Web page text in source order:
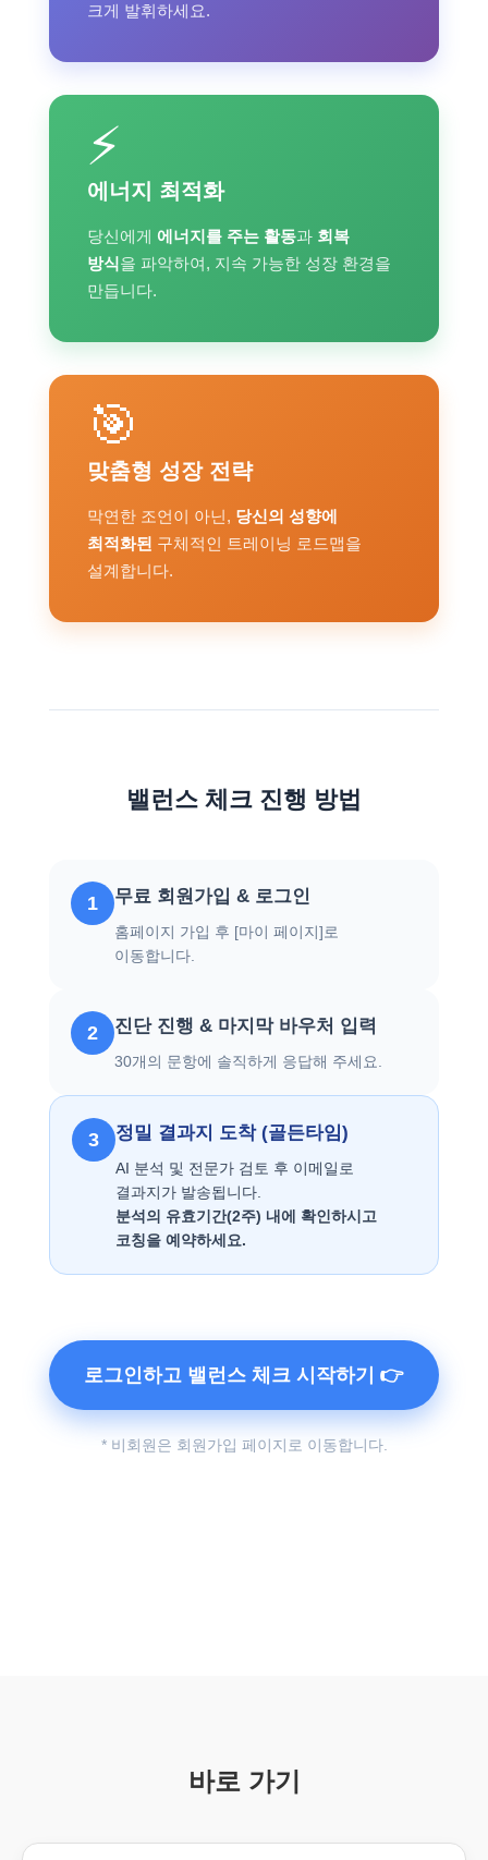
크게 발휘하세요.
⚡
에너지 최적화
당신에게 에너지를 주는 활동과 회복
방식을 파악하여, 지속 가능한 성장 환경을
만듭니다.
🎯
맞춤형 성장 전략
막연한 조언이 아닌, 당신의 성향에
최적화된 구체적인 트레이닝 로드맵을
설계합니다.
밸런스 체크 진행 방법
1 무료 회원가입 & 로그인
홈페이지 가입 후 [마이 페이지]로
이동합니다.
2 진단 진행 & 마지막 바우처 입력
30개의 문항에 솔직하게 응답해 주세요.
3 정밀 결과지 도착 (골든타임)
AI 분석 및 전문가 검토 후 이메일로
결과지가 발송됩니다.
분석의 유효기간(2주) 내에 확인하시고
코칭을 예약하세요.
로그인하고 밸런스 체크 시작하기 👉
* 비회원은 회원가입 페이지로 이동합니다.
바로 가기